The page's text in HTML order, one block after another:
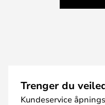
Trenger du
Kundeservice